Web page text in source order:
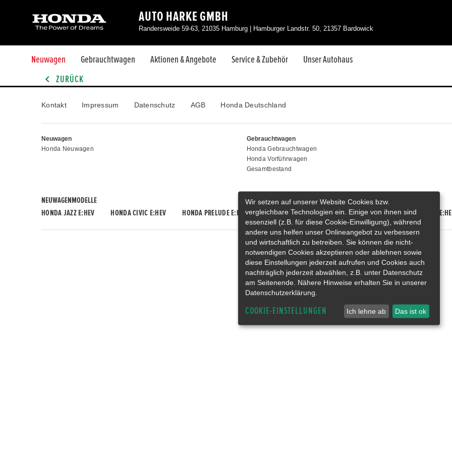
AUTO HARKE GMBH
Randersweide 59-63, 21035 Hamburg | Hamburger Landstr. 50, 21357 Bardowick
Neuwagen Gebrauchtwagen Aktionen & Angebote Service & Zubehör Unser Autohaus
ZURÜCK
Kontakt Impressum Datenschutz AGB Honda Deutschland
Neuwagen
Honda Neuwagen
Gebrauchtwagen
Honda Gebrauchtwagen
Honda Vorführwagen
Gesamtbestand
NEUWAGENMODELLE
HONDA JAZZ E:HEV
HONDA CIVIC E:HEV HONDA PRELUDE E:HEV HONDA HR-V E:HEV HONDA ZR-V E:HEV HONDA CR-V
Wir setzen auf unserer Website Cookies bzw.
vergleichbare Technologien ein. Einige von ihnen sind
essenziell (z.B. für diese Cookie-Einwilligung), während
andere uns helfen unser Onlineangebot zu verbessern
und wirtschaftlich zu betreiben. Sie können die nicht-
notwendigen Cookies akzeptieren oder ablehnen sowie
diese Einstellungen jederzeit aufrufen und Cookies auch
nachträglich jederzeit abwählen, z.B. unter Datenschutz
am Seitenende. Nähere Hinweise erhalten Sie in unserer
Datenschutzerklärung.
COOKIE-EINSTELLUNGEN Ich lehne ab Das ist ok